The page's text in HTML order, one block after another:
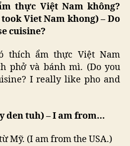
thực Việt Nam không?
Viet Nam khong) – Do
cuisine?
thích ẩm thực Việt Nam
phở và bánh mì. (Do you
I really like pho and
den tuh) – I am from…
Mỹ. (I am from the USA.)